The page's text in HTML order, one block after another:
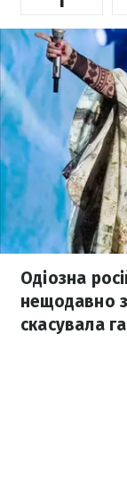
Одіозна
нещодавно
скасувала